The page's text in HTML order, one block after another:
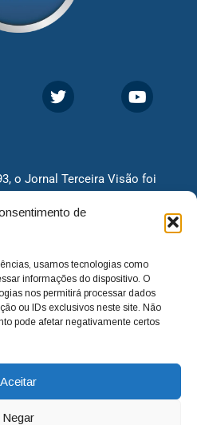
de
usamos tecnologias como
informações do dispositivo. O
nos permitirá processar dados
ou IDs exclusivos neste site. Não
pode afetar negativamente certos
Aceitar
Negar
o Jornal Terceira Visão foi
naquela época só existiam
anos, o jornal continua
notícias. Nunca
do cidadão, sempre
em busca de melhorias
resoluções para casos
(19) 3929-6225